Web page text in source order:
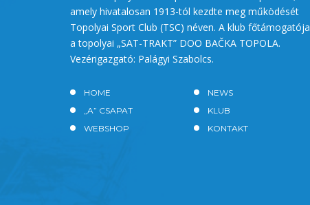
amely hivatalosan 1913-tól kezdte meg működését
Topolyai Sport Club (TSC) néven. A klub főtámogatója
a topolyai „SAT-TRAKT” DOO BAČKA TOPOLA.
Vezérigazgató: Palágyi Szabolcs.
HOME
NEWS
„A” CSAPAT
KLUB
WEBSHOP
KONTAKT